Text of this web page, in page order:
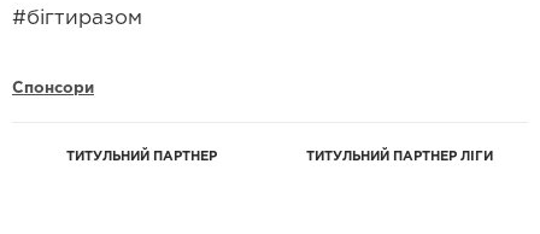
#бігтиразом
Спонсори
ТИТУЛЬНИЙ ПАРТНЕР ТИТУЛЬНИЙ ПАРТНЕР ЛІГИ